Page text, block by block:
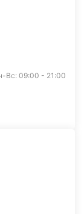
Вс: 09:00 - 21:00